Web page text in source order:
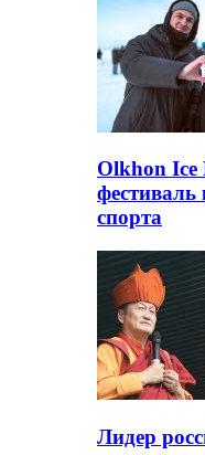
Olkhon
фестиваль
спорта
Лидер